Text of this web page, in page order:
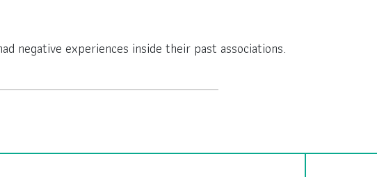
negative experiences inside their past associations.